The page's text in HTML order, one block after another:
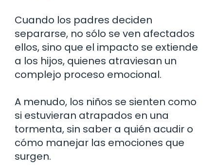
Cuando los padres deciden
separarse, no sólo se ven afectados
ellos, sino que el impacto se extiende
a los hijos, quienes atraviesan un
complejo proceso emocional.
A menudo, los niños se sienten como
si estuvieran atrapados en una
tormenta, sin saber a quién acudir o
cómo manejar las emociones que
surgen.